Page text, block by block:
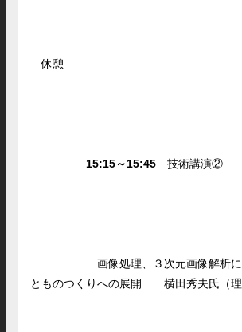
休
15:15～15:45技術
画像処理、３次元画像解析によ
とものつくりへの展開 横田秀夫氏（